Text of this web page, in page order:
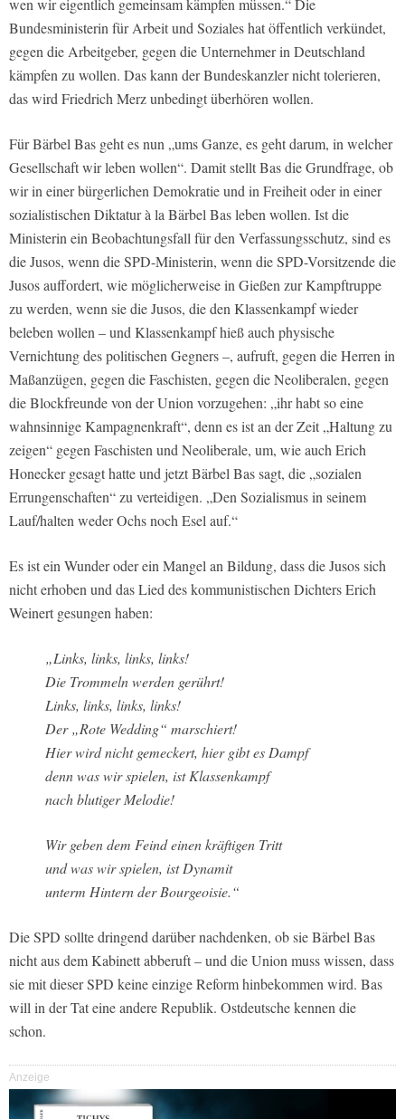
Bundesministerin für Arbeit und Soziales hat öffentlich verkündet,
gegen die Arbeitgeber, gegen die Unternehmer in Deutschland
kämpfen zu wollen. Das kann der Bundeskanzler nicht tolerieren,
das wird Friedrich Merz unbedingt überhören wollen.
Für Bärbel Bas geht es nun „ums Ganze, es geht darum, in welcher
Gesellschaft wir leben wollen“. Damit stellt Bas die Grundfrage, ob
wir in einer bürgerlichen Demokratie und in Freiheit oder in einer
sozialistischen Diktatur à la Bärbel Bas leben wollen. Ist die
Ministerin ein Beobachtungsfall für den Verfassungsschutz, sind es
die Jusos, wenn die SPD-Ministerin, wenn die SPD-Vorsitzende die
Jusos auffordert, wie möglicherweise in Gießen zur Kampftruppe
zu werden, wenn sie die Jusos, die den Klassenkampf wieder
beleben wollen – und Klassenkampf hieß auch physische
Vernichtung des politischen Gegners –, aufruft, gegen die Herren in
Maßanzügen, gegen die Faschisten, gegen die Neoliberalen, gegen
die Blockfreunde von der Union vorzugehen: „ihr habt so eine
wahnsinnige Kampagnenkraft“, denn es ist an der Zeit „Haltung zu
zeigen“ gegen Faschisten und Neoliberale, um, wie auch Erich
Honecker gesagt hatte und jetzt Bärbel Bas sagt, die „sozialen
Errungenschaften“ zu verteidigen. „Den Sozialismus in seinem
Lauf/halten weder Ochs noch Esel auf.“
Es ist ein Wunder oder ein Mangel an Bildung, dass die Jusos sich
nicht erhoben und das Lied des kommunistischen Dichters Erich
Weinert gesungen haben:
„Links, links, links, links!
Die Trommeln werden gerührt!
Links, links, links, links!
Der „Rote Wedding“ marschiert!
Hier wird nicht gemeckert, hier gibt es Dampf
denn was wir spielen, ist Klassenkampf
nach blutiger Melodie!
Wir geben dem Feind einen kräftigen Tritt
und was wir spielen, ist Dynamit
unterm Hintern der Bourgeoisie.“
Die SPD sollte dringend darüber nachdenken, ob sie Bärbel Bas
nicht aus dem Kabinett abberuft – und die Union muss wissen, dass
sie mit dieser SPD keine einzige Reform hinbekommen wird. Bas
will in der Tat eine andere Republik. Ostdeutsche kennen die
schon.
Anzeige